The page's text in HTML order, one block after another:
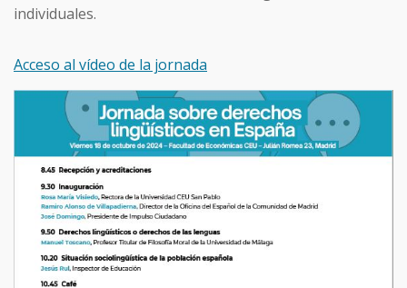
individuales.
Acceso al vídeo de la jornada